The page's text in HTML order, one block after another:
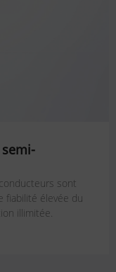
sont
fiabilité élevée du
illimitée.